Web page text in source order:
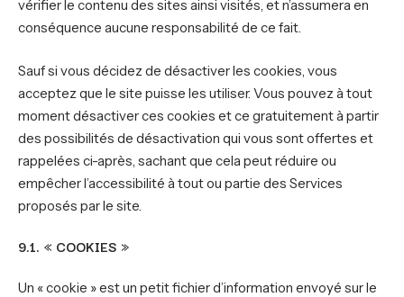
vérifier le contenu des sites ainsi visités, et n’assumera en
conséquence aucune responsabilité de ce fait.
Sauf si vous décidez de désactiver les cookies, vous
acceptez que le site puisse les utiliser. Vous pouvez à tout
moment désactiver ces cookies et ce gratuitement à partir
des possibilités de désactivation qui vous sont offertes et
rappelées ci-après, sachant que cela peut réduire ou
empêcher l’accessibilité à tout ou partie des Services
proposés par le site.
9.1. « COOKIES »
Un « cookie » est un petit fichier d’information envoyé sur le